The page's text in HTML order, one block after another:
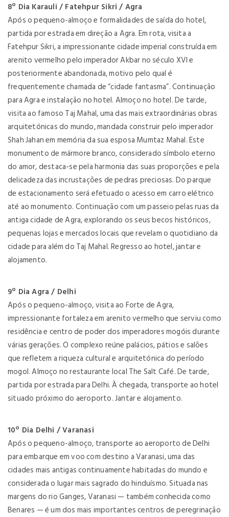
8º Dia Karauli / Fatehpur Sikri / Agra
Após o pequeno-almoço e formalidades de saída do hotel,
partida por estrada em direção a Agra. Em rota, visita a
Fatehpur Sikri, a impressionante cidade imperial construída em
arenito vermelho pelo imperador Akbar no século XVI e
posteriormente abandonada, motivo pelo qual é
frequentemente chamada de “cidade fantasma”. Continuação
para Agra e instalação no hotel. Almoço no hotel. De tarde,
visita ao famoso Taj Mahal, uma das mais extraordinárias obras
arquitetónicas do mundo, mandada construir pelo imperador
Shah Jahan em memória da sua esposa Mumtaz Mahal. Este
monumento de mármore branco, considerado símbolo eterno
do amor, destaca-se pela harmonia das suas proporções e pela
delicadeza das incrustações de pedras preciosas. Do parque
de estacionamento será efetuado o acesso em carro elétrico
até ao monumento. Continuação com um passeio pelas ruas da
antiga cidade de Agra, explorando os seus becos históricos,
pequenas lojas e mercados locais que revelam o quotidiano da
cidade para além do Taj Mahal. Regresso ao hotel, jantar e
alojamento.
9º Dia Agra / Delhi
Após o pequeno-almoço, visita ao Forte de Agra,
impressionante fortaleza em arenito vermelho que serviu como
residência e centro de poder dos imperadores mogóis durante
várias gerações. O complexo reúne palácios, pátios e salões
que refletem a riqueza cultural e arquitetónica do período
mogol. Almoço no restaurante local The Salt Café. De tarde,
partida por estrada para Delhi. À chegada, transporte ao hotel
situado próximo do aeroporto. Jantar e alojamento.
10º Dia Delhi / Varanasi
Após o pequeno-almoço, transporte ao aeroporto de Delhi
para embarque em voo com destino a Varanasi, uma das
cidades mais antigas continuamente habitadas do mundo e
considerada o lugar mais sagrado do hinduísmo. Situada nas
margens do rio Ganges, Varanasi — também conhecida como
Benares — é um dos mais importantes centros de peregrinação